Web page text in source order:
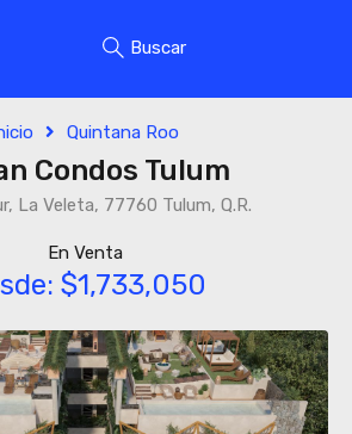
Buscar
Quintana Roo
Condos Tulum
La Veleta, 77760 Tulum, Q.R.
En Venta
$1,733,050